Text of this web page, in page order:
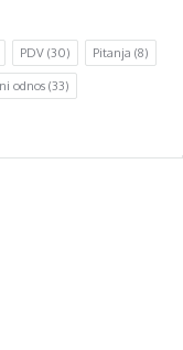
PDV (30) Pitanja (8)
odnos (33)